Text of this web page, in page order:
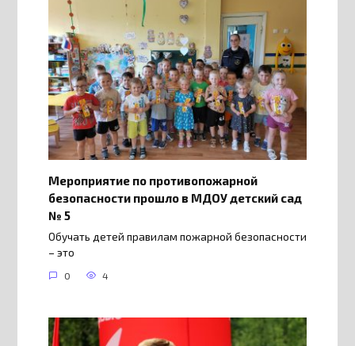
Мероприятие по противопожарной
безопасности прошло в МДОУ детский сад
№ 5
Обучать детей правилам пожарной безопасности
– это
0 4